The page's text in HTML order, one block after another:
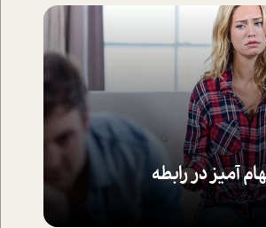
آمیز در رابطه